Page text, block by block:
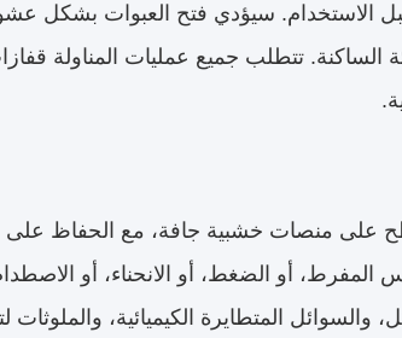
الاستخدام. سيؤدي فتح العبوات بشكل
الساكنة. تتطلب جميع عمليات المناولة
منصات خشبية جافة، مع الحفاظ على
المفرط، أو الضغط، أو الانحناء، أو
المتطايرة الكيميائية، والملوثات